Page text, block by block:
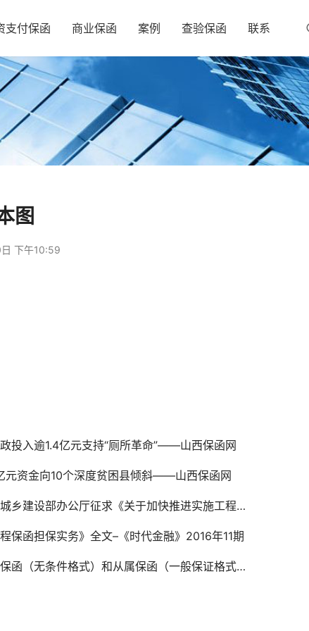
支付保函 商业保函 案例 查验保函 联系
图
下午10:59
投入逾1.4亿元支持“厕所革命”——山西保函网
元资金向10个深度贫困县倾斜——山西保函网
设部办公厅征求《关于加快推进实施工程担保制度的指导意见（征求意见稿）》意见的函
程保函担保实务》全文–《时代金融》2016年11期
（无条件格式）和从属保函（一般保证格式）的区别及怎样区分？？-山西保函网